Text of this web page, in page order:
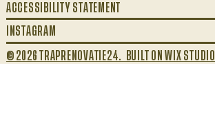
ACCESSIBILITY STATEMENT
INSTAGRAM
© 2026 TRAPRENOVATIE24. BUILT ON WIX STUDIO